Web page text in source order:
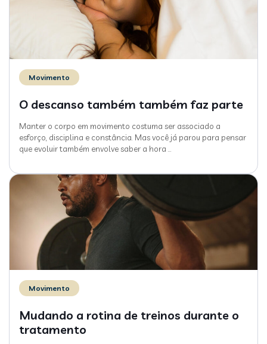
Movimento
O descanso também também faz parte
Manter o corpo em movimento costuma ser associado a
esforço, disciplina e constância. Mas você já parou para pensar
que evoluir também envolve saber a hora …
Movimento
Mudando a rotina de treinos durante o
tratamento